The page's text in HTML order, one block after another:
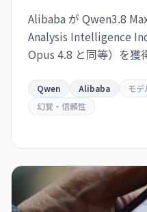
Alibaba が Qwen3.8
Analysis Intelligence
Opus 4.8 と同等）を獲
りのコスト効率も悪化
も。
Qwen Alibaba モデ
幻覚・信頼性